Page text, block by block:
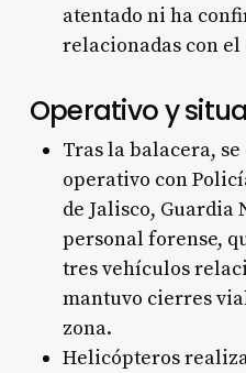
atentado ni ha
relacionadas con el
Operativo y
Tras la balacera,
operativo con
de Jalisco, Guardia
personal forense,
tres vehículos
mantuvo cierres
zona.
Helicópteros